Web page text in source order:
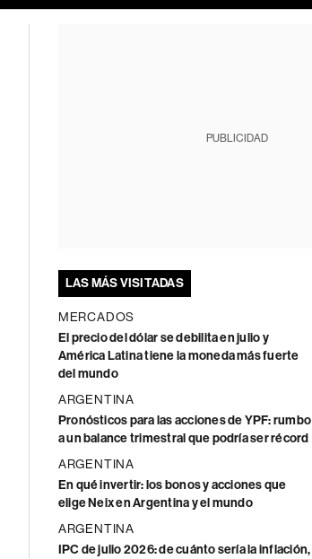
PUBLICIDAD
LAS MÁS VISITADAS
MERCADOS
El precio del dólar se debilita en julio y
América Latina tiene la moneda más fuerte
del mundo
ARGENTINA
Pronósticos para las acciones de YPF: rumbo
a un balance trimestral que podría ser récord
ARGENTINA
En qué invertir: los bonos y acciones que
elige Neix en Argentina y el mundo
ARGENTINA
IPC de julio 2026: de cuánto sería la inflación,